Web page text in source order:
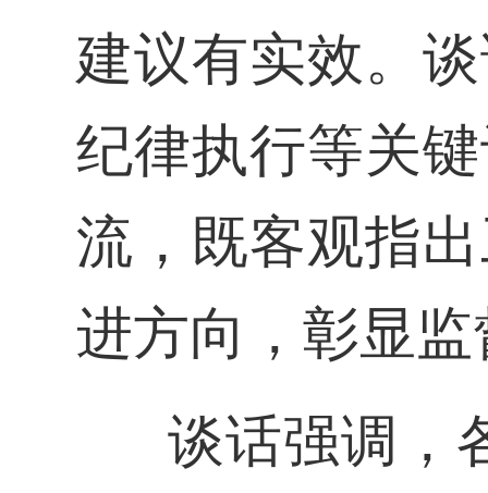
建议有实效。
纪律执行等关
流，既客观指
进方向，彰显
谈话强调，